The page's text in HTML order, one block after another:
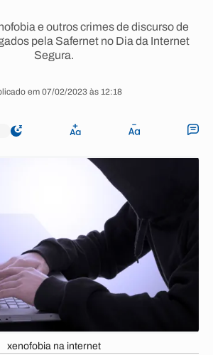
e outros crimes de discurso de
pela Safernet no Dia da Internet
Segura.
em 07/02/2023 às 12:18
xenofobia na internet